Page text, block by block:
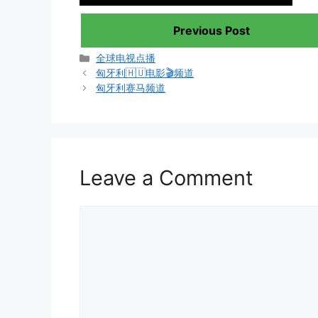
Previous Post
Categories
全球电视点播
匈牙利🇭🇺电影🎬频道
匈牙利赛马频道
Leave a Comment